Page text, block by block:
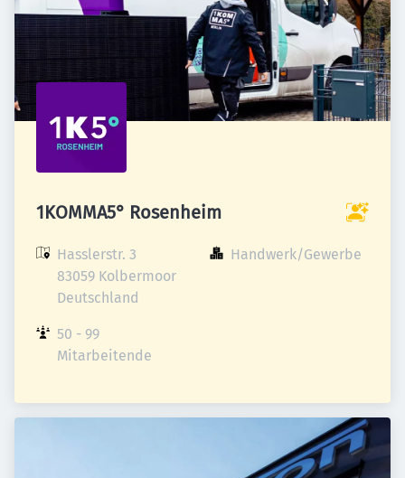
1KOMMA5° Rosenheim
Hasslerstr. 3
83059 Kolbermoor
Deutschland
Handwerk/Gewerbe
50 - 99
Mitarbeitende